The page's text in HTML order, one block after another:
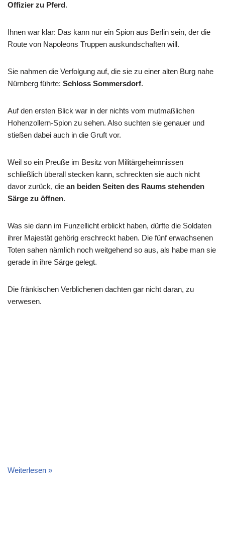
Offizier zu Pferd.
Ihnen war klar: Das kann nur ein Spion aus Berlin sein, der die
Route von Napoleons Truppen auskundschaften will.
Sie nahmen die Verfolgung auf, die sie zu einer alten Burg nahe
Nürnberg führte: Schloss Sommersdorf.
Auf den ersten Blick war in der nichts vom mutmaßlichen
Hohenzollern-Spion zu sehen. Also suchten sie genauer und
stießen dabei auch in die Gruft vor.
Weil so ein Preuße im Besitz von Militärgeheimnissen
schließlich überall stecken kann, schreckten sie auch nicht
davor zurück, die an beiden Seiten des Raums stehenden
Särge zu öffnen.
Was sie dann im Funzellicht erblickt haben, dürfte die Soldaten
ihrer Majestät gehörig erschreckt haben. Die fünf erwachsenen
Toten sahen nämlich noch weitgehend so aus, als habe man sie
gerade in ihre Särge gelegt.
Die fränkischen Verblichenen dachten gar nicht daran, zu
verwesen.
Weiterlesen »